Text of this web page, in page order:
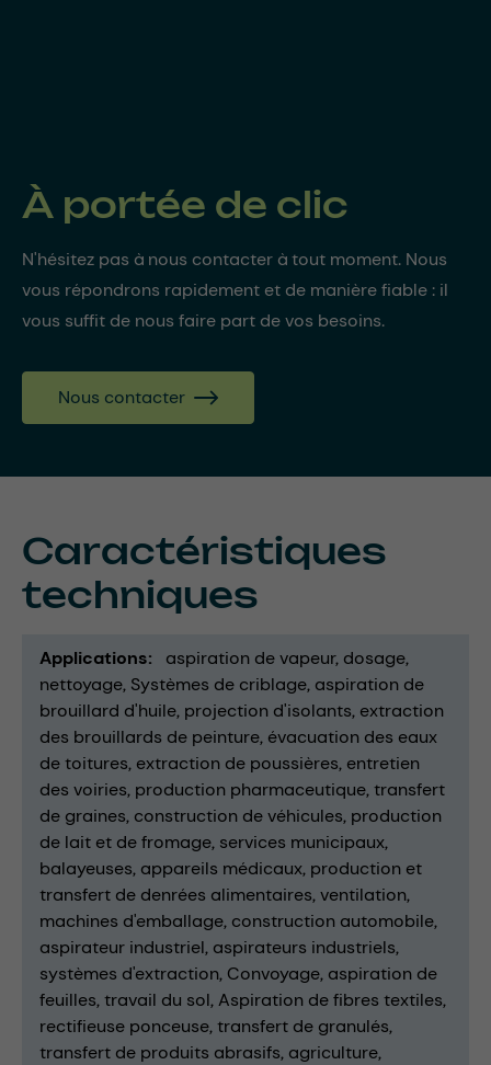
À portée de clic
N'hésitez pas à nous contacter à tout moment. Nous
vous répondrons rapidement et de manière fiable : il
vous suffit de nous faire part de vos besoins.
Nous contacter
Caractéristiques
techniques
Applications aspiration de vapeur dosage
nettoyage Systèmes de criblage aspiration de
brouillard d'huile projection d'isolants extraction
des brouillards de peinture évacuation des eaux
de toitures extraction de poussières entretien
des voiries production pharmaceutique transfert
de graines construction de véhicules production
de lait et de fromage services municipaux
balayeuses appareils médicaux production et
transfert de denrées alimentaires ventilation
machines d'emballage construction automobile
aspirateur industriel aspirateurs industriels
systèmes d'extraction Convoyage aspiration de
feuilles travail du sol Aspiration de fibres textiles
rectifieuse ponceuse transfert de granulés
transfert de produits abrasifs agriculture